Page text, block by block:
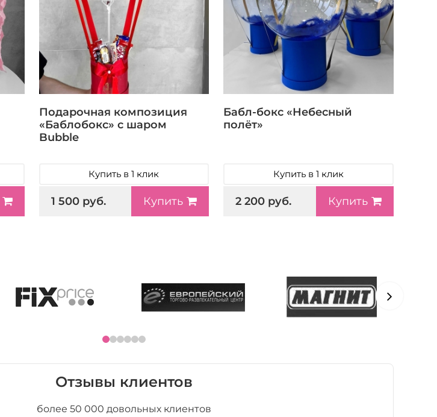
Подарочная композиция
«Баблобокс» с шаром
Bubble
Купить в 1 клик
1 500 руб. Купить
Бабл-бокс «Небесный
полёт»
Купить в 1 клик
2 200 руб. Купить
Отзывы клиентов
более 50 000 довольных клиентов